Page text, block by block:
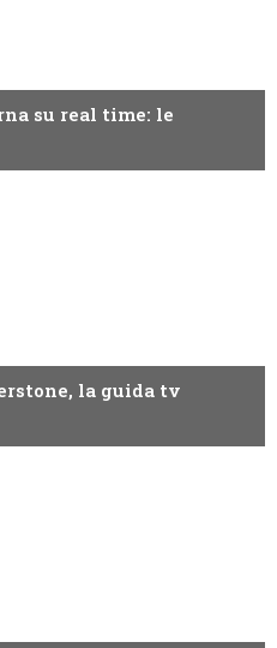
su real time: le
la guida tv